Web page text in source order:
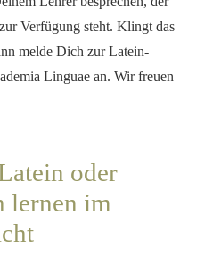
Verfügung steht. Klingt das
melde Dich zur Latein-
Linguae an. Wir freuen
oder
lernen im